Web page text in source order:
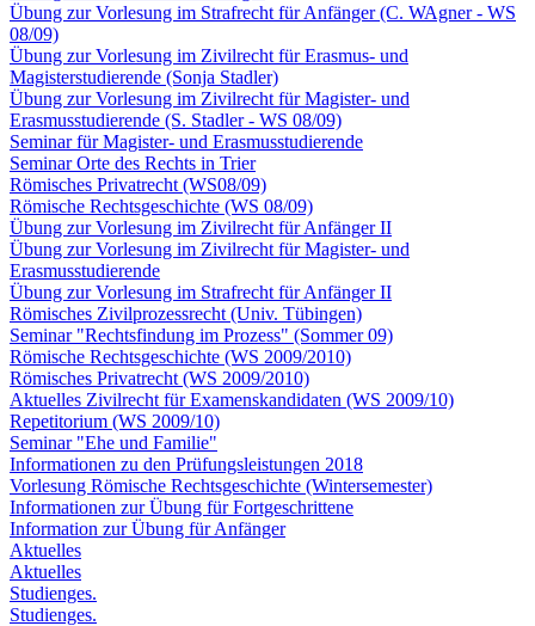
Übung zur Vorlesung im Strafrecht für Anfänger (C. WAgner - WS
08/09)
Übung zur Vorlesung im Zivilrecht für Erasmus- und
Magisterstudierende (Sonja Stadler)
Übung zur Vorlesung im Zivilrecht für Magister- und
Erasmusstudierende (S. Stadler - WS 08/09)
Seminar für Magister- und Erasmusstudierende
Seminar Orte des Rechts in Trier
Römisches Privatrecht (WS08/09)
Römische Rechtsgeschichte (WS 08/09)
Übung zur Vorlesung im Zivilrecht für Anfänger II
Übung zur Vorlesung im Zivilrecht für Magister- und
Erasmusstudierende
Übung zur Vorlesung im Strafrecht für Anfänger II
Römisches Zivilprozessrecht (Univ. Tübingen)
Seminar "Rechtsfindung im Prozess" (Sommer 09)
Römische Rechtsgeschichte (WS 2009/2010)
Römisches Privatrecht (WS 2009/2010)
Aktuelles Zivilrecht für Examenskandidaten (WS 2009/10)
Repetitorium (WS 2009/10)
Seminar "Ehe und Familie"
Informationen zu den Prüfungsleistungen 2018
Vorlesung Römische Rechtsgeschichte (Wintersemester)
Informationen zur Übung für Fortgeschrittene
Information zur Übung für Anfänger
Aktuelles
Aktuelles
Studienges.
Studienges.